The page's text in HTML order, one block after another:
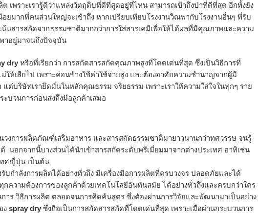
เพราะเรารู้ดีว่าแหล่งวัตถุดิบที่ดีที่สุดอยู่ที่ไหน สามารถเข้าถึงป่าที่ดีที่สุด อีกทั้งยัง
มากที่คนส่วนใหญ่จะเข้าถึง หากเปรียบเทียบโรงงานวิณพากับโรงงานอื่นๆ ที่รับ
นสารสกัดจากธรรมชาติมากกว่าการใส่สารเคมีเพื่อให้ได้ผลที่มีคุณภาพและความ
าอยู่มาจนถึงปัจจุบัน
dry หรือที่เรียกว่า การสกัดสารสกัดคุณภาพสูงที่โดดเด่นที่สุด ซึ่งเป็นวิธีการที่
ห้เสียไป เพราะค่อนข้างใช้ค่าใช้จ่ายสูง และต้องอาศัยความชำนาญจากผู้มี
ริษัทเรายึดมั่นในหลักคุณธรรม จริยธรรม เพราะเราให้ความใส่ใจในทุกๆ ราย
ะบวนการก่อนส่งถึงมือลูกค้าเสมอ
วงการผลิตภัณฑ์เสริมอาหาร และสารสกัดธรรมชาติมายาวนานกว่าทศวรรษ จนรู้
นอกจากนี้บางส่วนได้นำเข้าสารสกัดระดับพรีเมี่ยมมาจากต่างประเทศ อาทิเช่น
ทศญี่ปุ่น เป็นต้น
บกำลังการผลิตได้อย่างทั่วถึง มีเครื่องมือการผลิตที่ครบวงจร ปลอดภัยและได้
กความต้องการของลูกค้าด้วยเทคโนโลยีอันทันสมัย ได้อย่างทั่วถึงและครบกว่าใคร
การ วิธีการผลิต ตลอดจนการคิดค้นสูตร ซึ่งต้องผ่านการวิจัยและพัฒนามาเป็นอย่าง
ง spray dry ซึ่งถือเป็นการสกัดสารสกัดที่โดดเด่นที่สุด เพราะเมื่อผ่านกระบวนการ